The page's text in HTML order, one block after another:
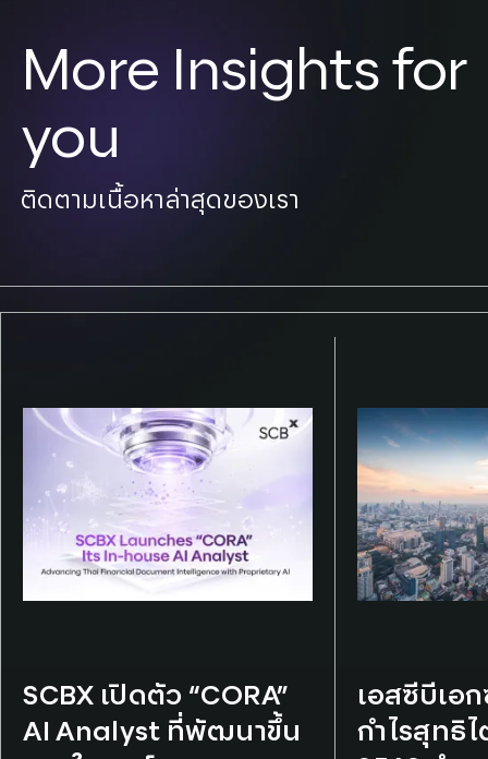
More Insights for
you
ติดตามเนื้อหาล่าสุดของเรา
SCBX เปิดตัว “CORA”
AI Analyst ที่พัฒนาขึ้น
เอสซีบีเอ
กำไรสุทธิ